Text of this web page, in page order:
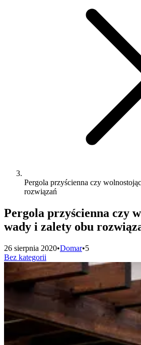
Pergola przyścienna czy
rozwiązań
Pergola przyścienna czy
wady i zalety obu
26 sierpnia 2020•Domar•5
Bez kategorii